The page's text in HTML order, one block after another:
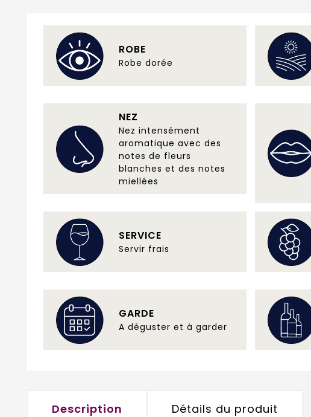
ROBE
Robe dorée
NEZ
Nez intensément
aromatique avec des
notes de fleurs
blanches et des notes
miellées
SERVICE
Servir frais
GARDE
A déguster et à garder
Description Détails du produit